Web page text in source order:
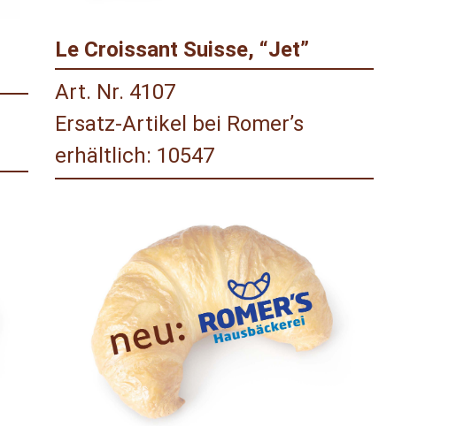
Le Croissant Suisse, “Jet”
Art. Nr. 4107
Ersatz-Artikel bei Romer’s
erhältlich: 10547